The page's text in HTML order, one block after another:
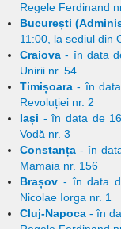
Regele Ferdinand
București
11:00, la sediul din
Craiova - în data
Unirii nr. 54
Timișoara - în
Revoluției nr. 2
Iași - în data de
Vodă nr. 3
Constanța - în
Mamaia nr. 156
Brașov - în data
Nicolae Iorga nr. 1
Cluj-Napoca - în